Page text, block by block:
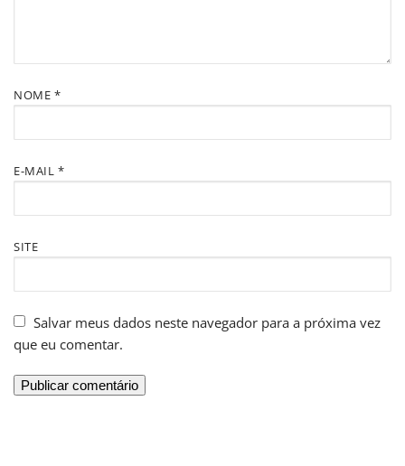
NOME *
E-MAIL *
SITE
Salvar meus dados neste navegador para a próxima vez
que eu comentar.